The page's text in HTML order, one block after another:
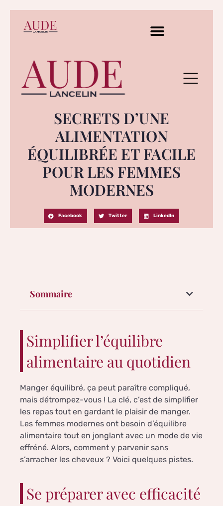
SECRETS D’UNE
ALIMENTATION
ÉQUILIBRÉE ET FACILE
POUR LES FEMMES
MODERNES
Facebook Twitter LinkedIn
Sommaire
Simplifier l’équilibre
alimentaire au quotidien
Manger équilibré, ça peut paraître compliqué,
mais détrompez-vous ! La clé, c’est de simplifier
les repas tout en gardant le plaisir de manger.
Les femmes modernes ont besoin d’équilibre
alimentaire tout en jonglant avec un mode de vie
effréné. Alors, comment y parvenir sans
s’arracher les cheveux ? Voici quelques pistes.
Se préparer avec efficacité